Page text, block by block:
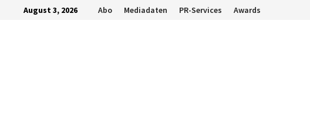
ZurückAugust 3, 2026 Abo Mediadaten PR-Services Awards